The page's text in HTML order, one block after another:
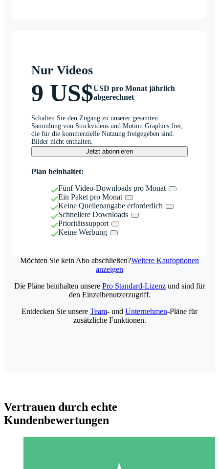
Nur Videos
9 US$USD pro Monat jährlich
abgerechnet
Schalten Sie den Zugang zu unserer gesamten
Sammlung von Stockvideos und Motion Graphics frei,
die für die kommerzielle Nutzung freigegeben sind.
Bilder nicht enthalten.
Jetzt abonnieren
Plan beinhaltet:
Fünf Video-Downloads pro Monat
Ein Paket pro Monat
Keine Quellenangabe erforderlich
Schnellere Downloads
Prioritätssupport
Keine Werbung
Möchten Sie kein Abo abschließen?Weitere Kaufoptionen
anzeigen
Die Pläne beinhalten unsere Pro Standard-Lizenz und sind für
den Einzelbenutzerzugriff.
Entdecken Sie unsere Team- und Unternehmen-Pläne für
zusätzliche Funktionen.
Vertrauen durch echte
Kundenbewertungen